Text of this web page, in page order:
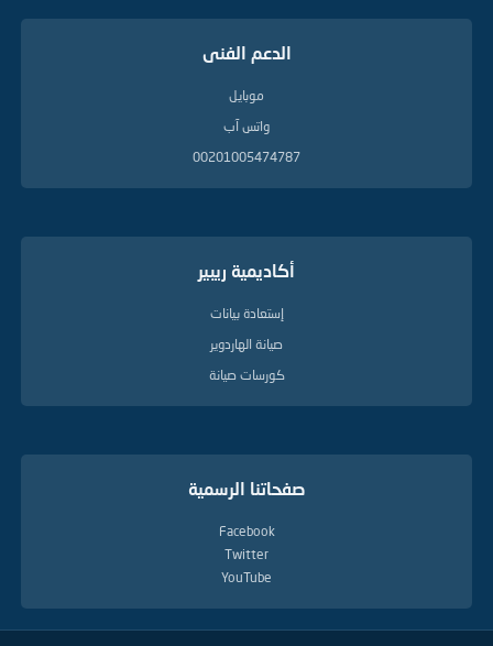
الدعم الفنى
موبايل
واتس آب
00201005474787
أكاديمية ريبير
إستعادة بيانات
صيانة الهاردوير
كورسات صيانة
صفحاتنا الرسمية
Facebook
Twitter
YouTube